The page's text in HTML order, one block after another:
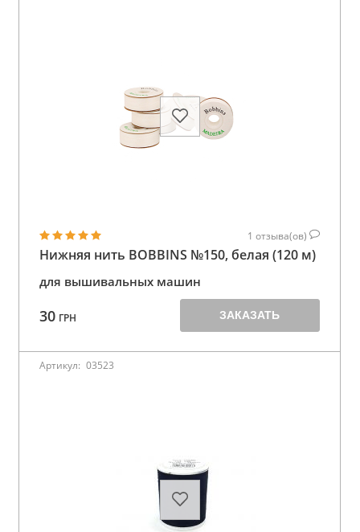
1 отзыва(ов)
Нижняя нить BOBBINS №150, белая (120 м)
для вышивальных машин
30 ГРН ЗАКАЗАТЬ
Артикул: 03523